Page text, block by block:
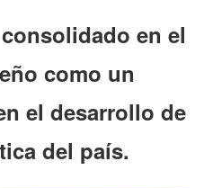
en el
como un
el desarrollo de
del país.